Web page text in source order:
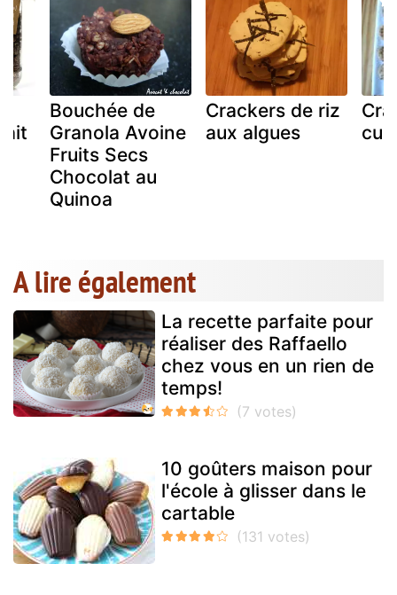
Bouchée de
Granola Avoine
Fruits Secs
Chocolat au
Quinoa
Crackers de riz
aux algues
A lire également
La recette parfaite pour
réaliser des Raffaello
chez vous en un rien de
temps!
10 goûters maison pour
l'école à glisser dans le
cartable